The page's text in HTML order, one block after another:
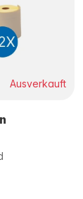
Ausverkauft